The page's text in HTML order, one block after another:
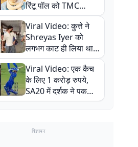
रिंटू पॉल को TMC
ऑफिस में ले जाकर पीटा,
Video वायरल
Viral Video: कुत्ते ने
Shreyas Iyer को
लगभग काट ही लिया था,
न्यूजीलैंड सीरीज से पहले
बाल-बाल बचे
Viral Video: एक कैच
के लिए 1 करोड़ रुपये,
SA20 में दर्शक ने पकड़ा
एक हाथ से गजब का कैच
विज्ञापन